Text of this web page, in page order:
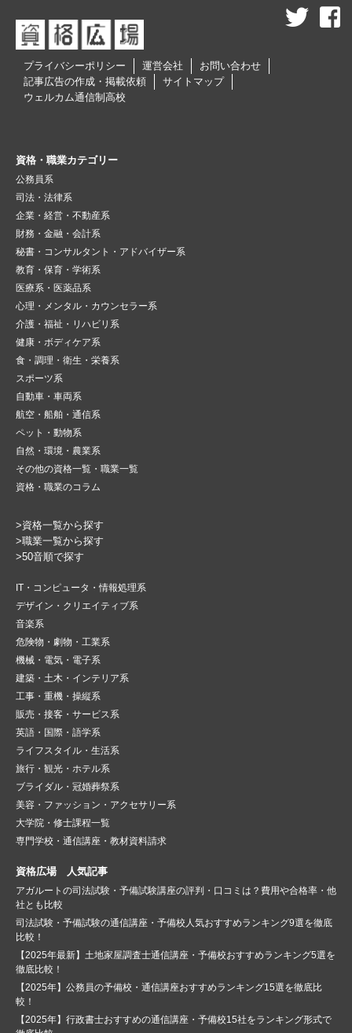
プライバシーポリシー 運営会社
お問い合わせ
記事広告の作成・掲載依頼
サイトマップ
ウェルカム通信制高校
資格・職業カテゴリー
公務員系
司法・法律系
企業・経営・不動産系
財務・金融・会計系
秘書・コンサルタント・アドバイザー系
教育・保育・学術系
医療系・医薬品系
心理・メンタル・カウンセラー系
介護・福祉・リハビリ系
健康・ボディケア系
食・調理・衛生・栄養系
スポーツ系
自動車・車両系
航空・船舶・通信系
ペット・動物系
自然・環境・農業系
その他の資格一覧・職業一覧
資格・職業のコラム
>資格一覧から探す
>職業一覧から探す
>50音順で探す
IT・コンピュータ・情報処理系
デザイン・クリエイティブ系
音楽系
危険物・劇物・工業系
機械・電気・電子系
建築・土木・インテリア系
工事・重機・操縦系
販売・接客・サービス系
英語・国際・語学系
ライフスタイル・生活系
旅行・観光・ホテル系
ブライダル・冠婚葬祭系
美容・ファッション・アクセサリー系
大学院・修士課程一覧
専門学校・通信講座・教材資料請求
資格広場 人気記事
アガルートの司法試験・予備試験講座の評判・口コミは？費用や合格率・他
社とも比較
司法試験・予備試験の通信講座・予備校人気おすすめランキング9選を徹底
比較！
【2025年最新】土地家屋調査士通信講座・予備校おすすめランキング5選を
徹底比較！
【2025年】公務員の予備校・通信講座おすすめランキング15選を徹底比
較！
【2025年】行政書士おすすめの通信講座・予備校15社をランキング形式で